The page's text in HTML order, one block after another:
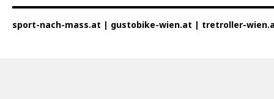
sport-nach-mass.at | gustobike-wien.at | tretroller-